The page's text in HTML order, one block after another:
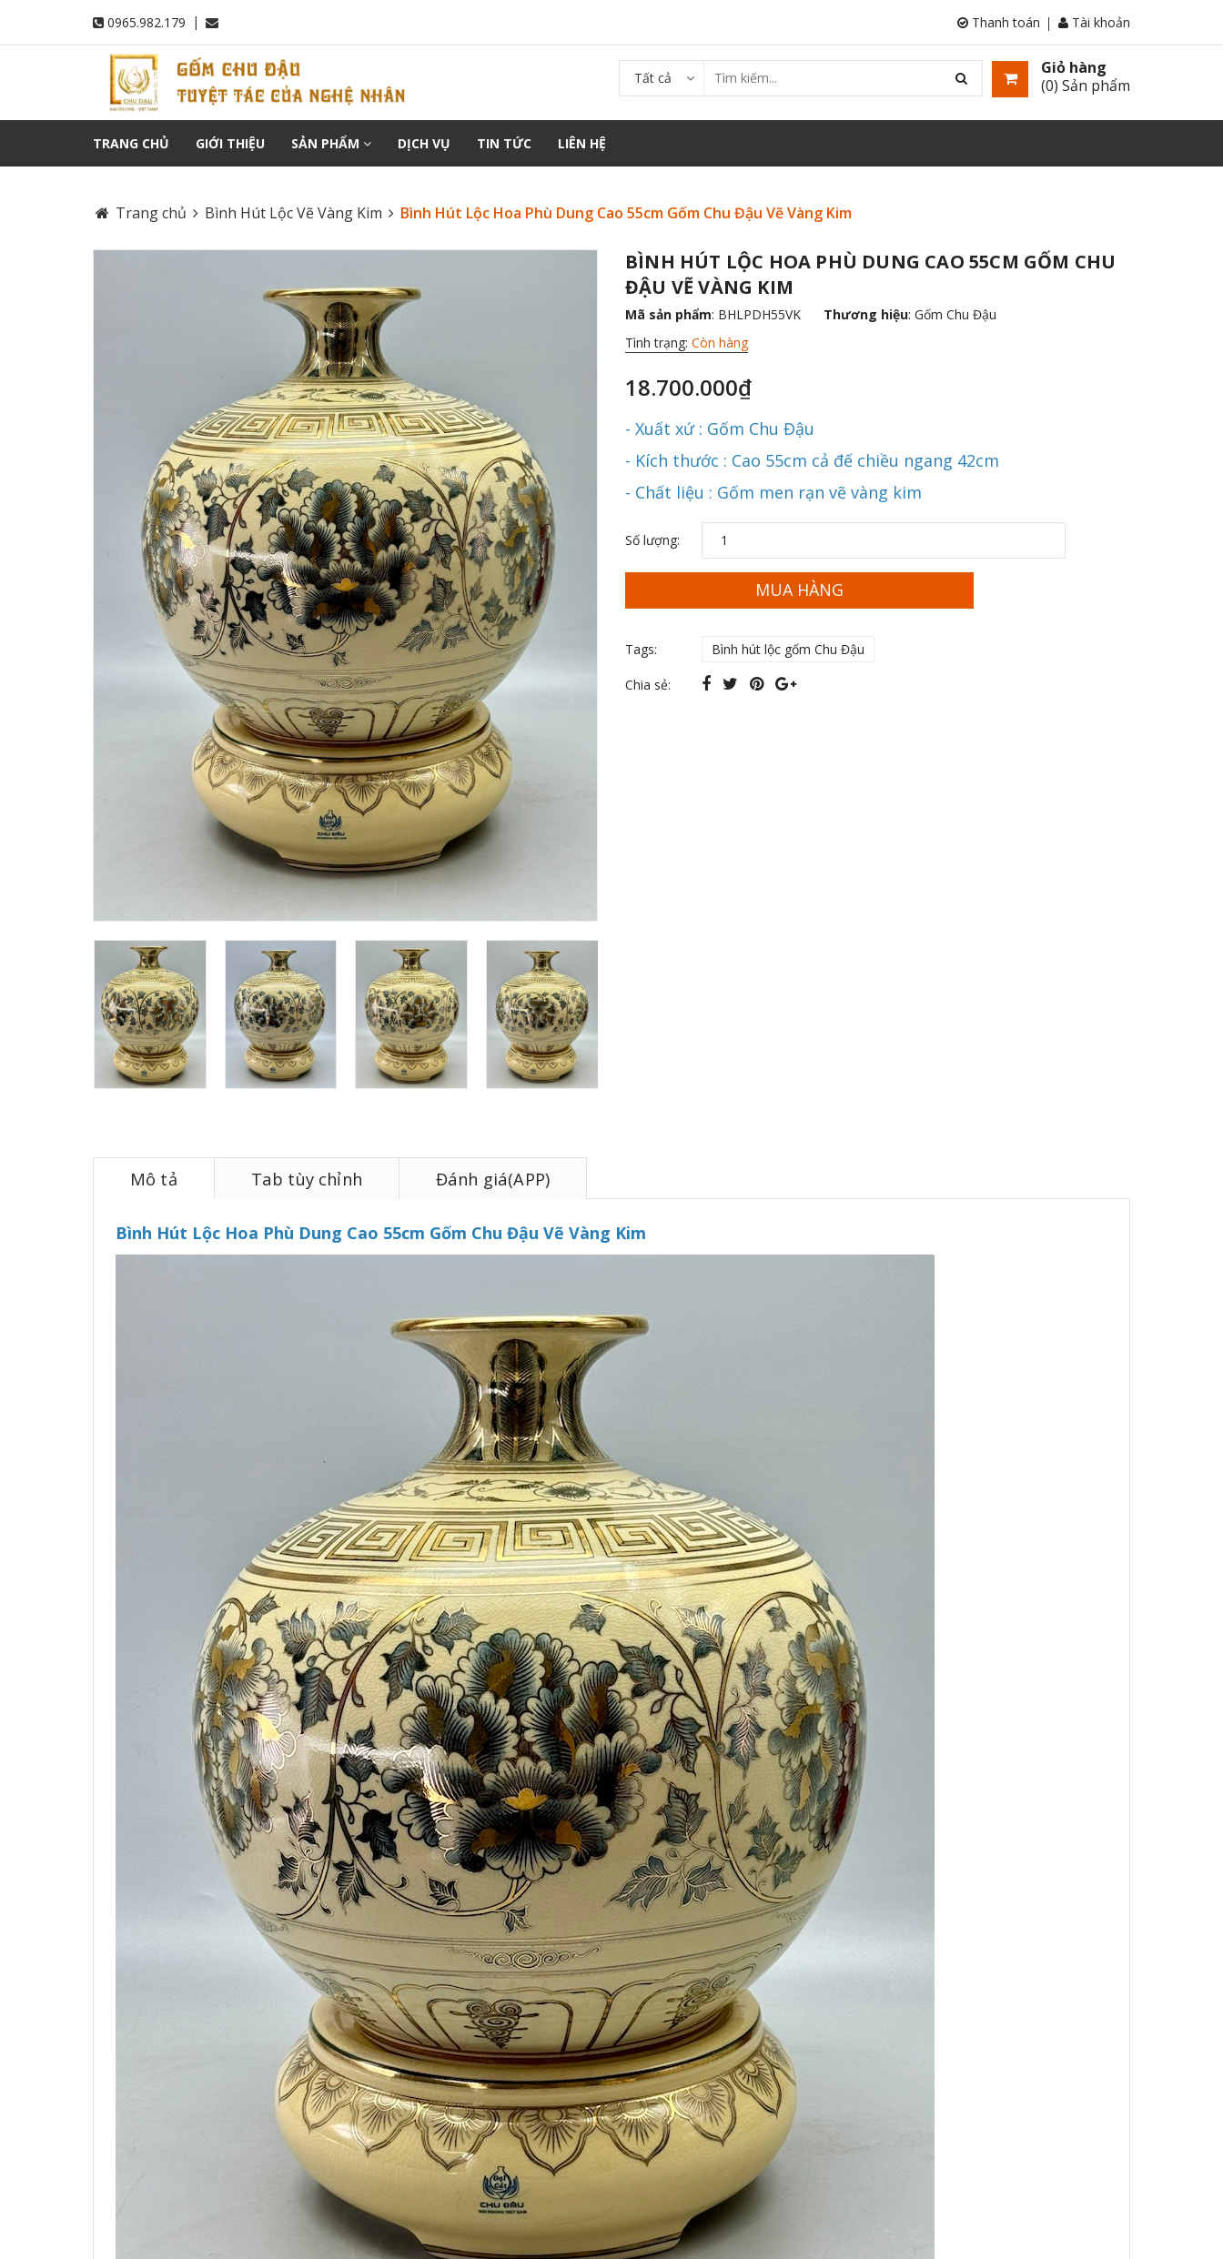
0965.982.179 | Tài khoản
Thanh toán
Giỏ hàng
(0) Sản phẩm
Tất cả
TRANG CHỦ GIỚI THIỆU SẢN PHẨM DỊCH VỤ TIN TỨC LIÊN HỆ
Trang chủ Bình Hút Lộc Vẽ Vàng Kim Bình Hút Lộc Hoa Phù Dung Cao 55cm Gốm Chu Đậu Vẽ Vàng Kim
BÌNH HÚT LỘC HOA PHÙ DUNG CAO 55CM GỐM CHU
ĐẬU VẼ VÀNG KIM
Mã sản phẩm: BHLPDH55VK Thương hiệu: Gốm Chu Đậu
Tình trạng: Còn hàng
18.700.000₫
- Xuất xứ : Gốm Chu Đậu
- Kích thước : Cao 55cm cả đế chiều ngang 42cm
- Chất liệu : Gốm men rạn vẽ vàng kim
Số lượng:
MUA HÀNG
Tags: Bình hút lộc gốm Chu Đậu
Chia sẻ:
Mô tả Tab tùy chỉnh Đánh giá(APP)
Bình Hút Lộc Hoa Phù Dung Cao 55cm Gốm Chu Đậu Vẽ Vàng Kim